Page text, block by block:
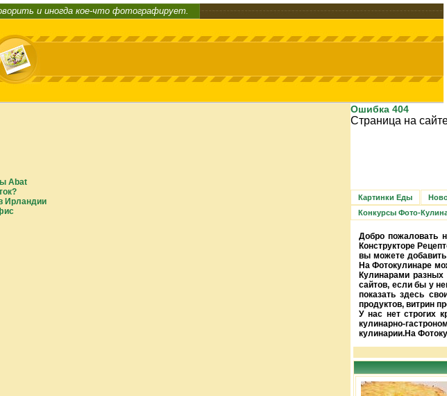
и иногда кое-что фотографирует.
Abat
Ирландии
Ошибка 404
Страница на
Картинки Еды
Конкурсы Фото-
Добро пожаловать
Конструкторе
вы можете
На Фотокулинаре
Кулинарами
сайтов, если бы у
показать здесь
продуктов, витрин
У нас нет строгих
кулинарно-
кулинарии.На